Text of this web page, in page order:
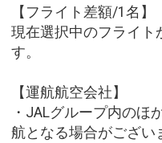
【フライト差額/1名】
現在選択中のフライト
す。
【運航航空会社】
・JALグループ内のほ
航となる場合がござい